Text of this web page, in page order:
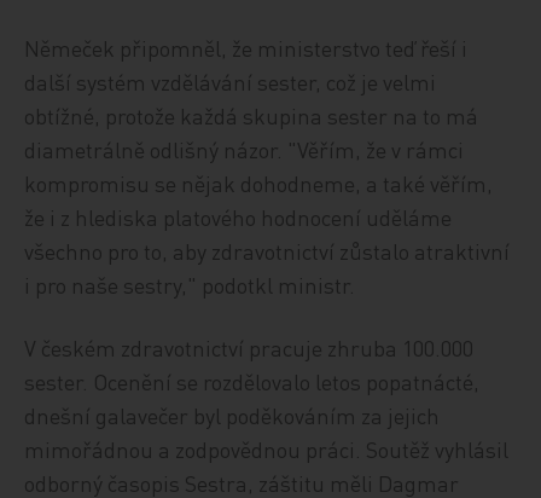
Němeček připomněl, že ministerstvo teď řeší i
další systém vzdělávání sester, což je velmi
obtížné, protože každá skupina sester na to má
diametrálně odlišný názor. "Věřím, že v rámci
kompromisu se nějak dohodneme, a také věřím,
že i z hlediska platového hodnocení uděláme
všechno pro to, aby zdravotnictví zůstalo atraktivní
i pro naše sestry," podotkl ministr.
V českém zdravotnictví pracuje zhruba 100.000
sester. Ocenění se rozdělovalo letos popatnácté,
dnešní galavečer byl poděkováním za jejich
mimořádnou a zodpovědnou práci. Soutěž vyhlásil
odborný časopis Sestra, záštitu měli Dagmar